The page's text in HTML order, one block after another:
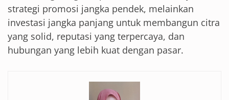
strategi promosi jangka pendek, melainkan
investasi jangka panjang untuk membangun citra
yang solid, reputasi yang terpercaya, dan
hubungan yang lebih kuat dengan pasar.